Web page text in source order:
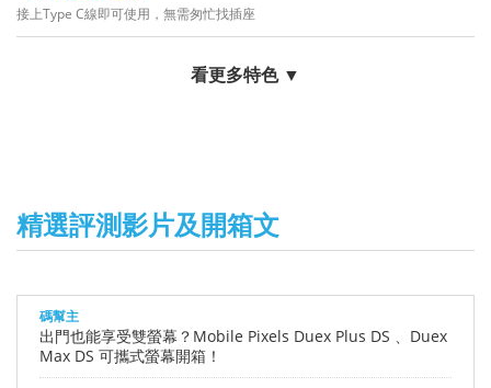
接上Type C線即可使用，無需匆忙找插座
看更多特色 ▼
精選評測影片及開箱文
碼幫主
出門也能享受雙螢幕？Mobile Pixels Duex Plus DS 、Duex
Max DS 可攜式螢幕開箱！